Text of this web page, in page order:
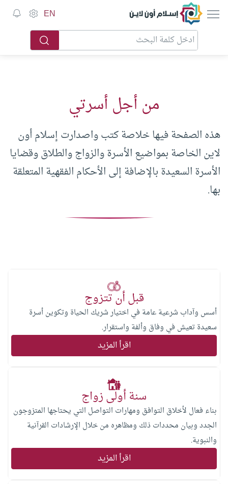
إسلام أون لاين EN
من أجل أسرتي
هذه الصفحة فيها خلاصة كتب واصدارتإسلام أون
لاين الخاصة بمواضيع الأسرة والزواج والطلاق وقضايا
الأسرة السعيدة بالإضافة إلى الأحكام الفقهية المتعلقة
بها.
قبل أن تتزوج
أسس وآداب شرعية عامة في اختيار شريك الحياة وتكوين أسرة
سعيدة تعيش في وفاق وألفة واستقرار.
اقرأ المزيد
سنة أولى زواج
بناء فعال لأخلاق التوافق ومهارات التواصل التي يحتاجها المتزوجون
الجدد وبيان محددات ذلك ومظاهره من خلال الإرشادات القرآنية
والنبوية.
اقرأ المزيد